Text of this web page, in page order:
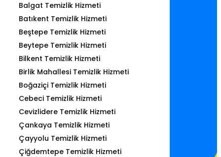
Balgat Temizlik Hizmeti
Batıkent Temizlik Hizmeti
Beştepe Temizlik Hizmeti
Beytepe Temizlik Hizmeti
Bilkent Temizlik Hizmeti
Birlik Mahallesi Temizlik Hizmeti
Boğaziçi Temizlik Hizmeti
Cebeci Temizlik Hizmeti
Cevizlidere Temizlik Hizmeti
Çankaya Temizlik Hizmeti
Çayyolu Temizlik Hizmeti
Çiğdemtepe Temizlik Hizmeti